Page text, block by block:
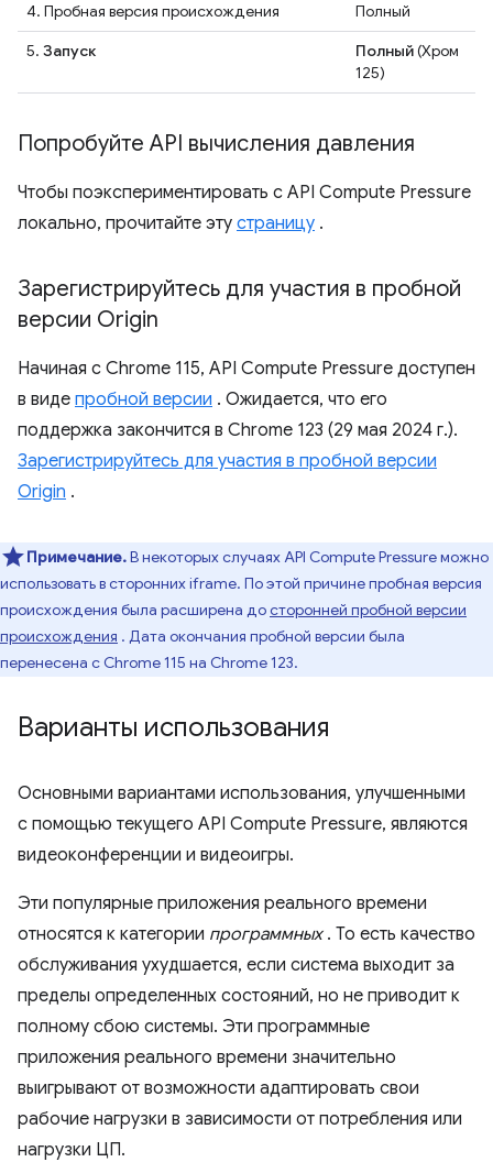
4. Пробная версия происхождения
Полный
5. Запуск Полный(Хром
125)
Попробуйте API вычисления давления
Чтобы поэкспериментировать с API Compute Pressure
локально, прочитайте эту страницу .
Зарегистрируйтесь для участия в пробной
версии Origin
Начиная с Chrome 115, API Compute Pressure доступен
в виде пробной версии . Ожидается, что его
поддержка закончится в Chrome 123 (29 мая 2024 г.).
Зарегистрируйтесь для участия в пробной версии
Origin .
Примечание.В некоторых случаях API Compute Pressure можно
использовать в сторонних iframe. По этой причине пробная версия
происхождения была расширена досторонней пробной версии
происхождения . Дата окончания пробной версии была
перенесена с Chrome 115 на Chrome 123.
Варианты использования
Основными вариантами использования, улучшенными
с помощью текущего API Compute Pressure, являются
видеоконференции и видеоигры.
Эти популярные приложения реального времени
относятся к категории программных. То есть качество
обслуживания ухудшается, если система выходит за
пределы определенных состояний, но не приводит к
полному сбою системы. Эти программные
приложения реального времени значительно
выигрывают от возможности адаптировать свои
рабочие нагрузки в зависимости от потребления или
нагрузки ЦП.